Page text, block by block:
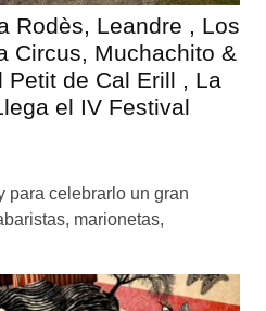
Rodès, Leandre , Los
Circus, Muchachito &
Petit de Cal Erill , La
el IV Festival
para celebrarlo un gran
marionetas,